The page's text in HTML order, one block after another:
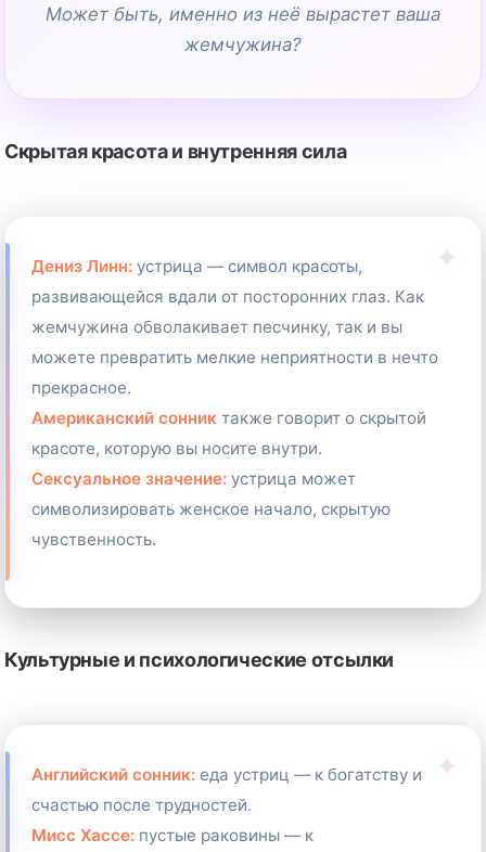
Может быть, именно из неё вырастет ваша
жемчужина?
Скрытая красота и внутренняя сила
Дениз Линн: устрица — символ красоты,
развивающейся вдали от посторонних глаз. Как
жемчужина обволакивает песчинку, так и вы
можете превратить мелкие неприятности в нечто
прекрасное.
Американский сонник также говорит о скрытой
красоте, которую вы носите внутри.
Сексуальное значение: устрица может
символизировать женское начало, скрытую
чувственность.
Культурные и психологические отсылки
Английский сонник: еда устриц — к богатству и
счастью после трудностей.
Мисс Хассе: пустые раковины — к